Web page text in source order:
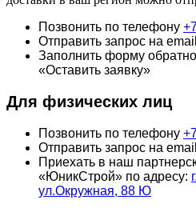
Позвонить по телефону
Отправить запрос на
Заполнить форму
«Оставить заявку»
Для физических лиц
Позвонить по телефону
Отправить запрос на
Приехать в наш
«ЮникСтрой» по адресу:
ул.Окружная, 88 Ю